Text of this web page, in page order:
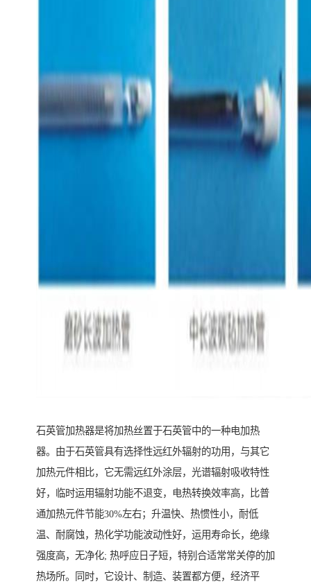
石英管加热器是将加热丝置于石英管中的一种电加热
器。由于石英管具有选择性远红外辐射的功用，与其它
加热元件相比，它无需远红外涂层，光谱辐射吸收特性
好，临时运用辐射功能不退变，电热转换效率高，比普
通加热元件节能30%左右；升温快、热惯性小，耐低
温、耐腐蚀，热化学功能波动性好，运用寿命长，绝缘
强度高，无净化; 热呼应日子短，特别合适常常关停的加
热场所。同时，它设计、制造、装置都方便，经济平